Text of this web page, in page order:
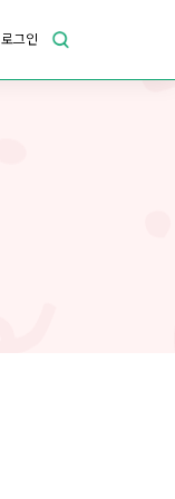
로그인